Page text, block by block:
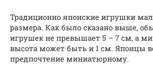
Традиционно японские игрушки
размера. Как было сказано выше,
игрушек не превышает 5 – 7 см, а
высота может быть и 1 см. Японцы
предпочтение миниатюрному.